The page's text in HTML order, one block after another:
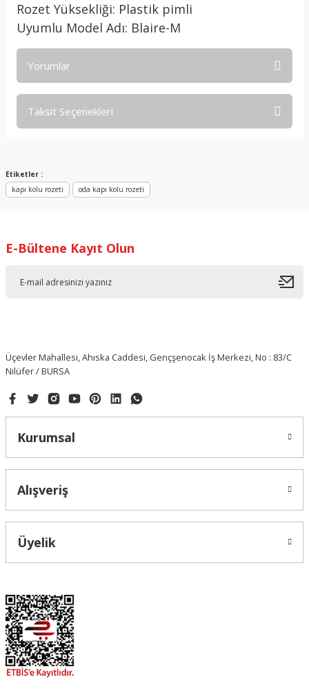
Rozet Yüksekliği: Plastik pimli
Uyumlu Model Adı: Blaire-M
Yorumlar
Taksit Seçenekleri
Etiketler :
kapı kolu rozeti
oda kapı kolu rozeti
E-Bültene Kayıt Olun
Üçevler Mahallesi, Ahıska Caddesi, Gençşenocak İş Merkezi, No : 83/C
Nilüfer / BURSA
Kurumsal
Alışveriş
Üyelik